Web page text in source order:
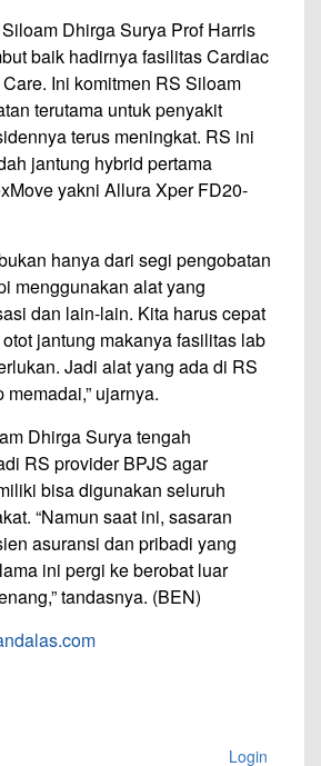
Dhirga Surya Prof Harris
baik hadirnya fasilitas Cardiac
Ini komitmen RS Siloam
terutama untuk penyakit
terus meningkat. RS ini
jantung hybrid pertama
yakni Allura Xper FD20-
hanya dari segi pengobatan
menggunakan alat yang
dan lain-lain. Kita harus cepat
jantung makanya fasilitas lab
Jadi alat yang ada di RS
ujarnya.
Dhirga Surya tengah
RS provider BPJS agar
bisa digunakan seluruh
“Namun saat ini, sasaran
asuransi dan pribadi yang
ini pergi ke berobat luar
tandasnya. (BEN)
Login